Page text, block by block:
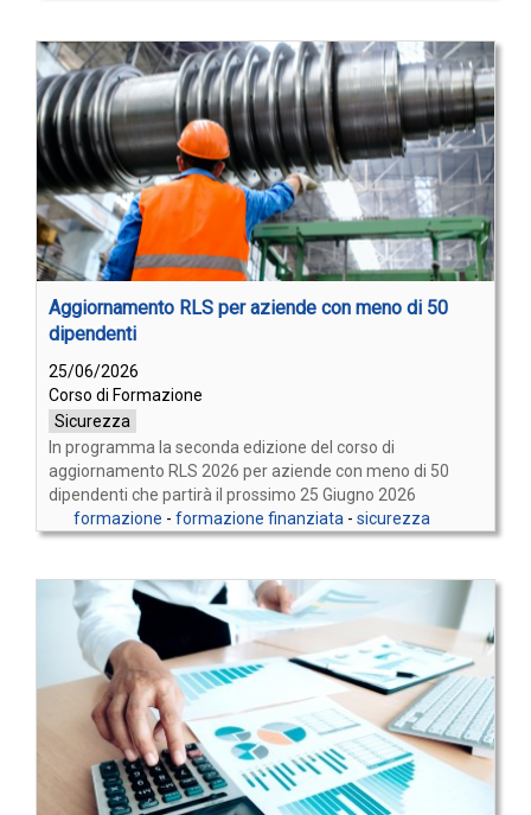
Aggiornamento RLS per aziende con meno di 50
dipendenti
25/06/2026
Corso di Formazione
Sicurezza
In programma la seconda edizione del corso di
aggiornamento RLS 2026 per aziende con meno di 50
dipendenti che partirà il prossimo 25 Giugno 2026
formazione - formazione finanziata - sicurezza